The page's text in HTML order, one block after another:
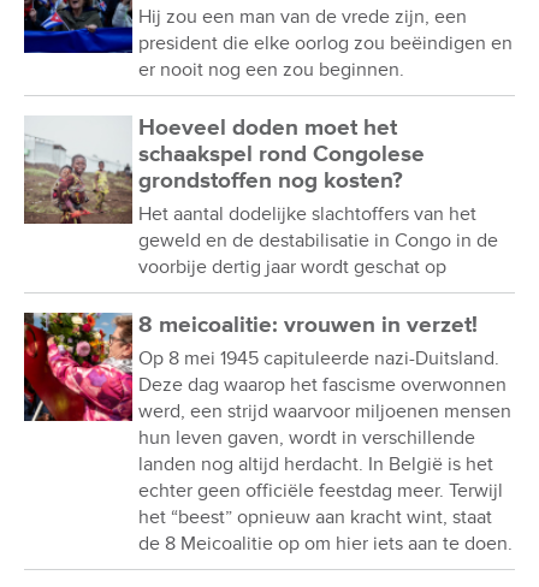
Hij zou een man van de vrede zijn, een
president die elke oorlog zou beëindigen en
er nooit nog een zou beginnen.
Hoeveel doden moet het
schaakspel rond Congolese
grondstoffen nog kosten?
Het aantal dodelijke slachtoffers van het
geweld en de destabilisatie in Congo in de
voorbije dertig jaar wordt geschat op
8 meicoalitie: vrouwen in verzet!
Op 8 mei 1945 capituleerde nazi-Duitsland.
Deze dag waarop het fascisme overwonnen
werd, een strijd waarvoor miljoenen mensen
hun leven gaven, wordt in verschillende
landen nog altijd herdacht. In België is het
echter geen officiële feestdag meer. Terwijl
het “beest” opnieuw aan kracht wint, staat
de 8 Meicoalitie op om hier iets aan te doen.